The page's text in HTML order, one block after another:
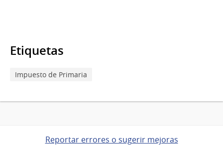
Etiquetas
Impuesto de Primaria
Reportar errores o sugerir mejoras